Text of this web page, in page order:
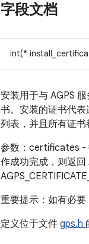
字段文档
int(*
安装用于与 AGPS
书。安装的证书代表
列表，并且所有证书
参数：certificates -
作成功完成，则返回
重要提示：如有必要
定义位于文件 gps.h